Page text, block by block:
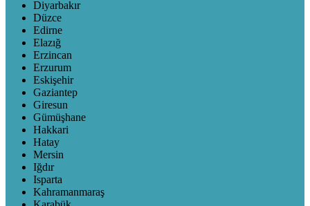
Diyarbakır
Düzce
Edirne
Elazığ
Erzincan
Erzurum
Eskişehir
Gaziantep
Giresun
Gümüşhane
Hakkari
Hatay
Mersin
Iğdır
Isparta
Kahramanmaraş